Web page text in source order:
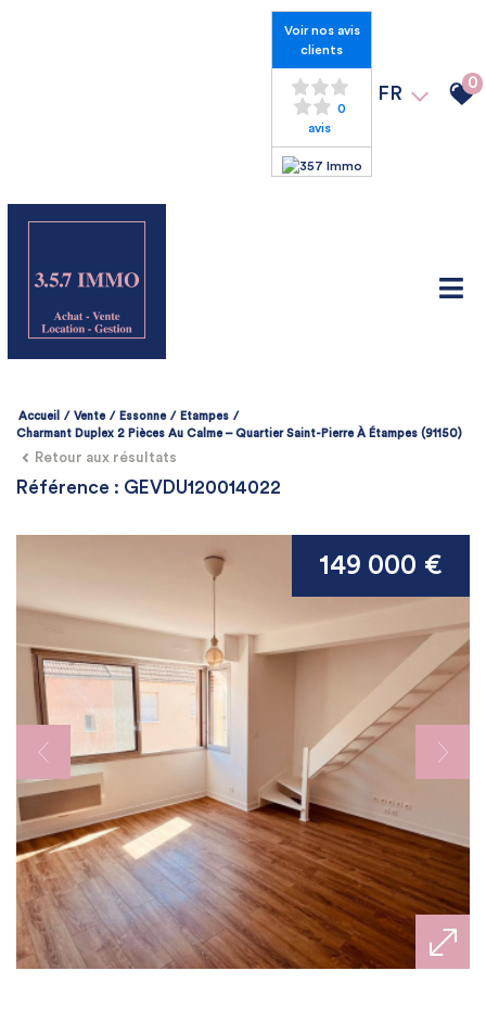
Voir nos avis
clients
0
avis
FR
0
Accueil Vente Essonne
Etampes
Charmant Duplex 2 Pièces Au Calme – Quartier Saint-Pierre À Étampes (91150)
Retour aux résultats
Référence : GEVDU120014022
149 000 €